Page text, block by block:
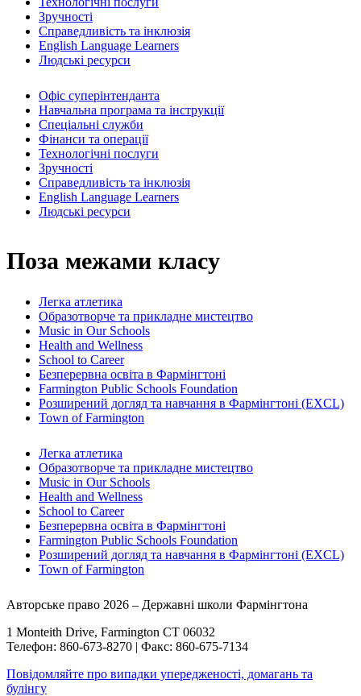
Зручності
Справедливість та інклюзія
English Language Learners
Людські ресурси
Офіс суперінтенданта
Навчальна програма та інструкції
Спеціальні служби
Фінанси та операції
Технологічні послуги
Зручності
Справедливість та інклюзія
English Language Learners
Людські ресурси
Поза межами класу
Легка атлетика
Образотворче та прикладне мистецтво
Music in Our Schools
Health and Wellness
School to Career
Безперервна освіта в Фармінгтоні
Farmington Public Schools Foundation
Розширений догляд та навчання в Фармінгтоні (EXCL)
Town of Farmington
Легка атлетика
Образотворче та прикладне мистецтво
Music in Our Schools
Health and Wellness
School to Career
Безперервна освіта в Фармінгтоні
Farmington Public Schools Foundation
Розширений догляд та навчання в Фармінгтоні (EXCL)
Town of Farmington
Авторське право 2026 – Державні школи Фармінгтона
1 Monteith Drive, Farmington CT 06032
Телефон: 860-673-8270 | Факс: 860-675-7134
Повідомляйте про випадки упередженості, домагань та
булінгу